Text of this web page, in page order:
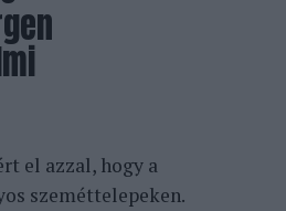
el azzal, hogy a
szeméttelepeken.